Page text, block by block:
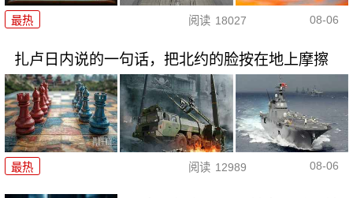
最热 阅读 18027 08-06
扎卢日内说的一句话，把北约的脸按在地上摩擦
最热 阅读 12989 08-06